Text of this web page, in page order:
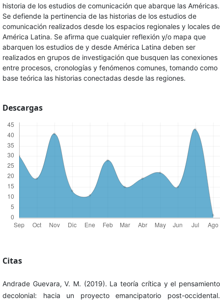
historia de los estudios de comunicación que abarque las Américas.
Se defiende la pertinencia de las historias de los estudios de
comunicación realizados desde los espacios regionales y locales de
América Latina. Se afirma que cualquier reflexión y/o mapa que
abarquen los estudios de y desde América Latina deben ser
realizados en grupos de investigación que busquen las conexiones
entre procesos, cronologías y fenómenos comunes, tomando como
base teórica las historias conectadas desde las regiones.
Descargas
Citas
Andrade Guevara, V. M. (2019). La teoría crítica y el pensamiento
decolonial: hacia un proyecto emancipatorio post-occidental.